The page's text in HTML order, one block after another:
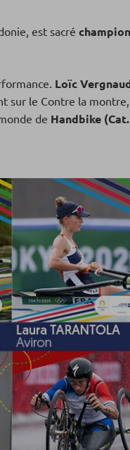
est sacré
Loïc
sur le Contre la montre,
de Handbike